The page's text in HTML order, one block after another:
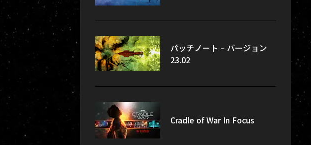
パッチノート – バージョン
23.02
Cradle of War In Focus